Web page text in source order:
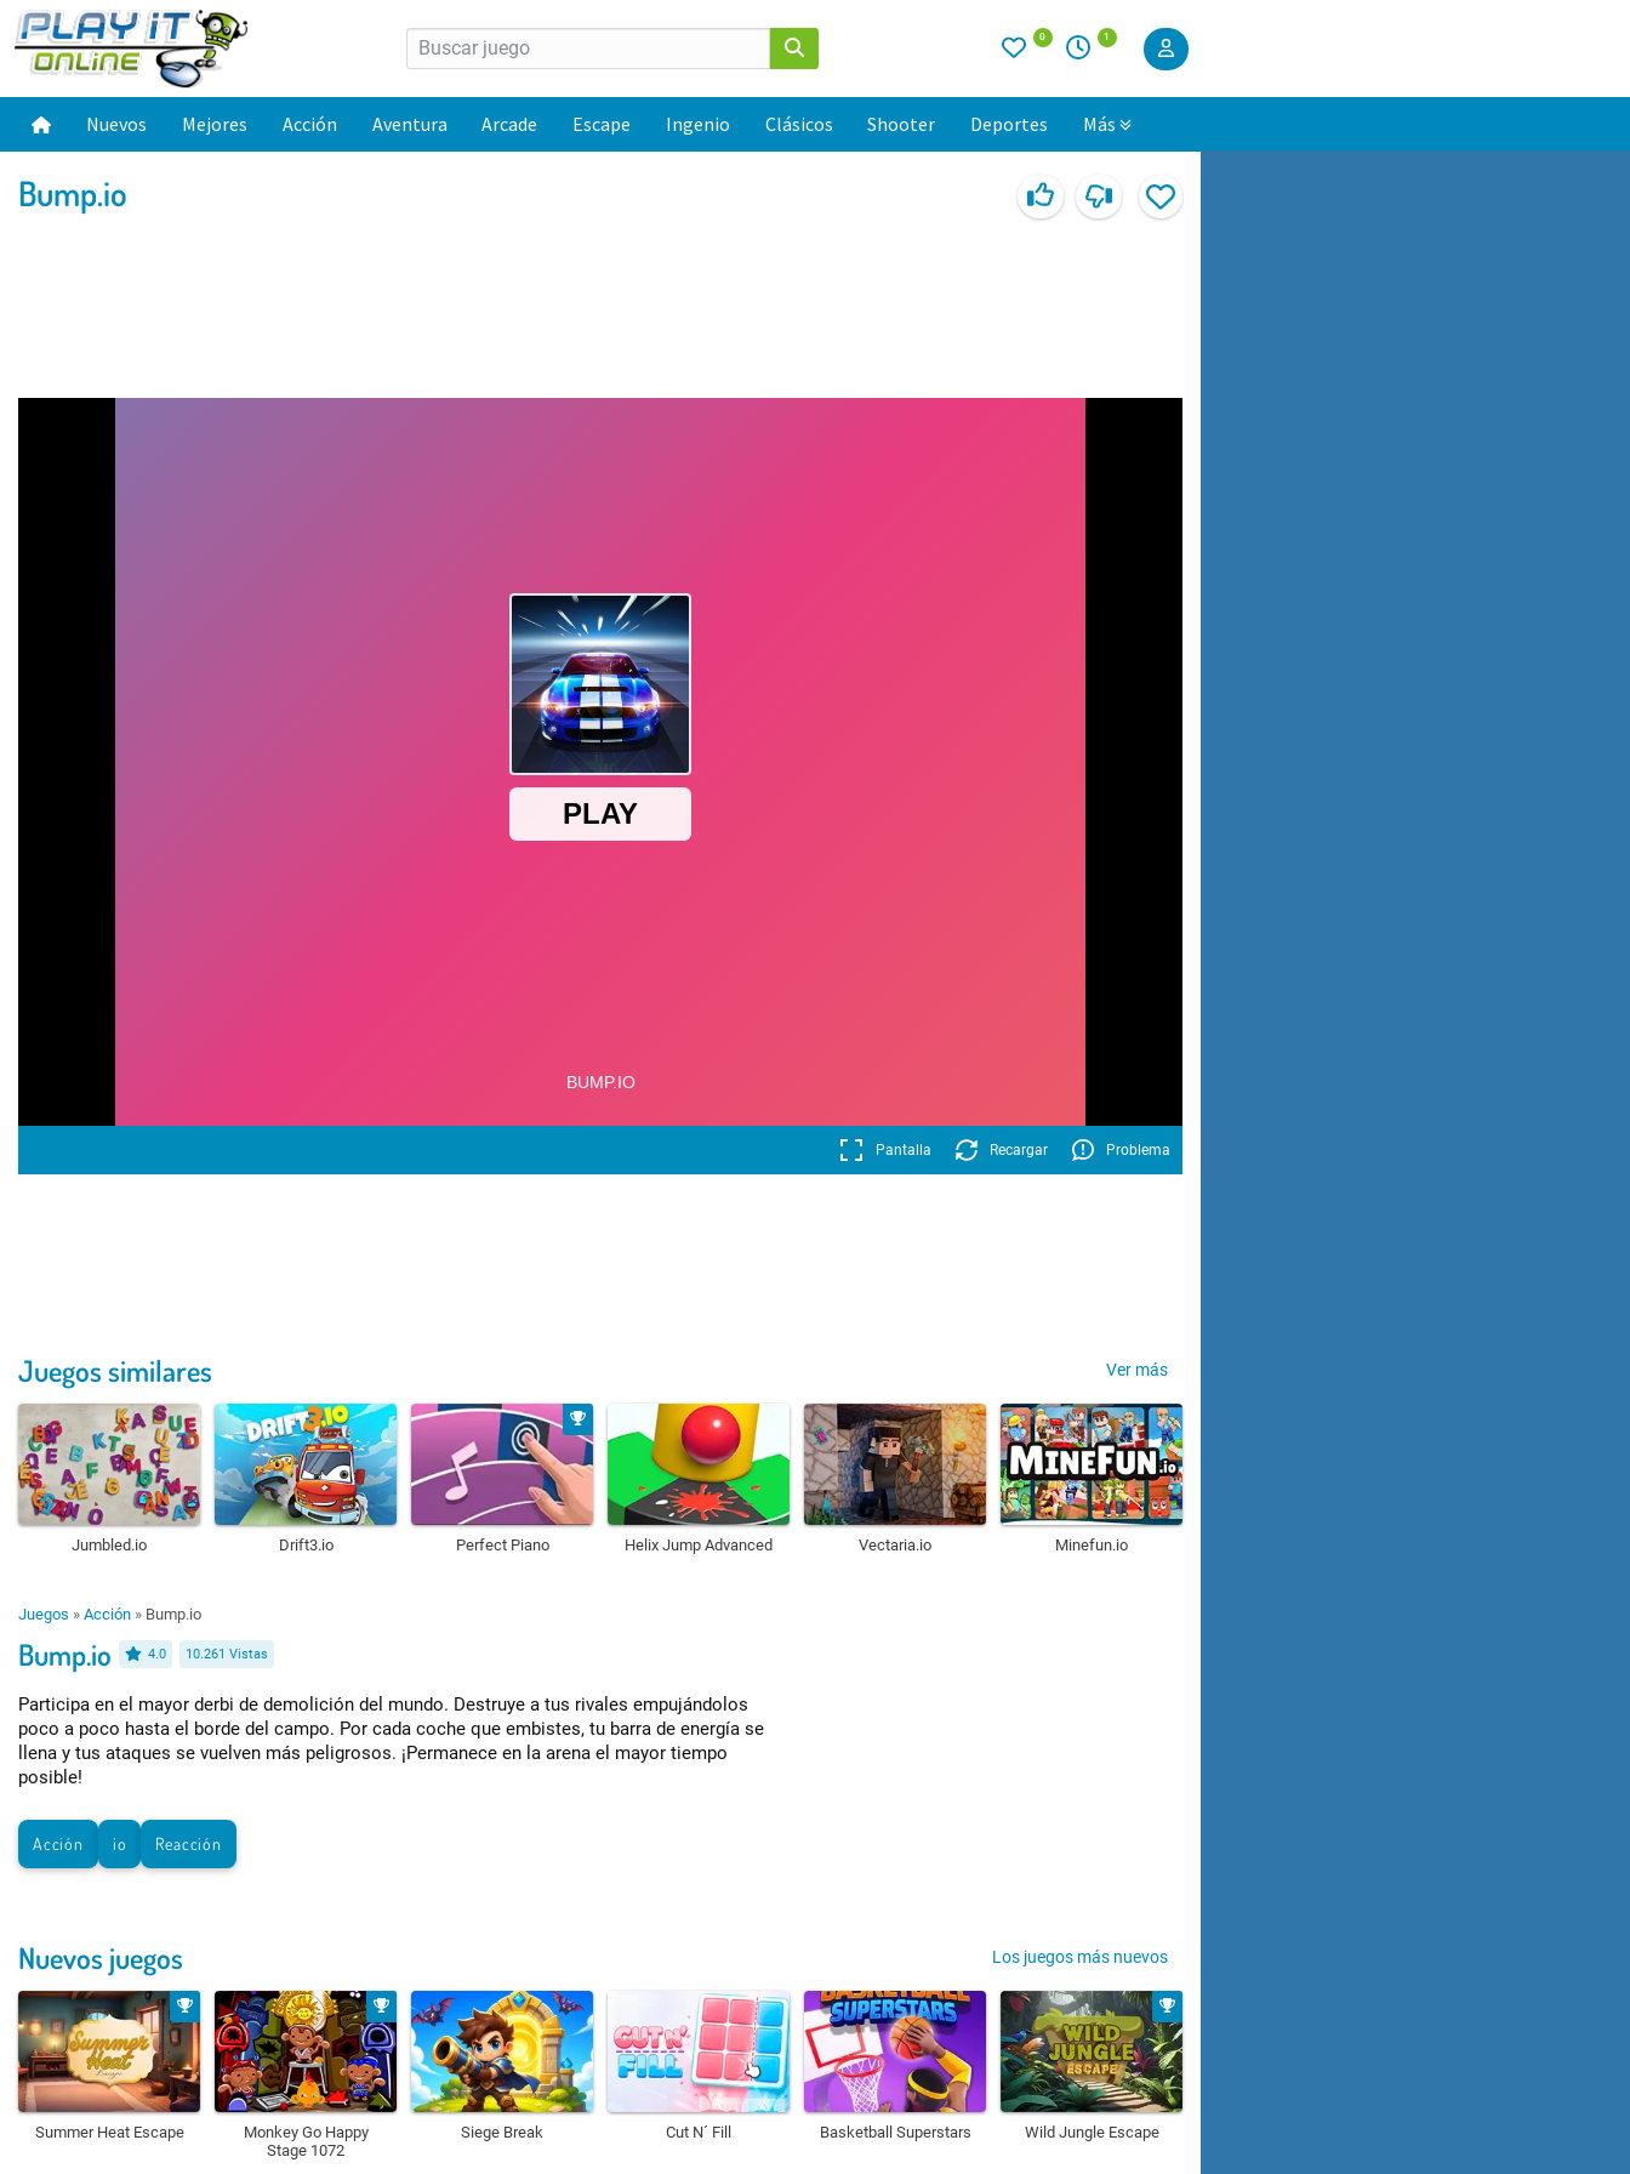
0 1
Nuevos Mejores Acción Aventura Arcade Escape Ingenio Clásicos Shooter Deportes Más
Bump.io
Pantalla Recargar Problema
Juegos similares Ver más
Jumbled.io Drift3.io Perfect Piano Helix Jump Advanced Vectaria.io Minefun.io
Juegos » Acción » Bump.io
Bump.io 4.0 10.261 Vistas
Participa en el mayor derbi de demolición del mundo. Destruye a tus rivales empujándolos
poco a poco hasta el borde del campo. Por cada coche que embistes, tu barra de energía se
llena y tus ataques se vuelven más peligrosos. ¡Permanece en la arena el mayor tiempo
posible!
Acción io Reacción
Nuevos juegos Los juegos más nuevos
Summer Heat Escape
Monkey Go Happy
Stage 1072
Siege Break Cut N´ Fill Basketball Superstars Wild Jungle Escape